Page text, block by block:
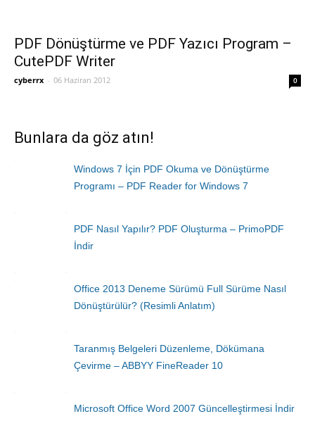
PDF Dönüştürme ve PDF Yazıcı Program –
CutePDF Writer
cyberrx - 06 Haziran 2012 0
Bunlara da göz atın!
Windows 7 İçin PDF Okuma ve Dönüştürme
Programı – PDF Reader for Windows 7
PDF Nasıl Yapılır? PDF Oluşturma – PrimoPDF
İndir
Office 2013 Deneme Sürümü Full Sürüme Nasıl
Dönüştürülür? (Resimli Anlatım)
Taranmış Belgeleri Düzenleme, Dökümana
Çevirme – ABBYY FineReader 10
Microsoft Office Word 2007 Güncelleştirmesi İndir